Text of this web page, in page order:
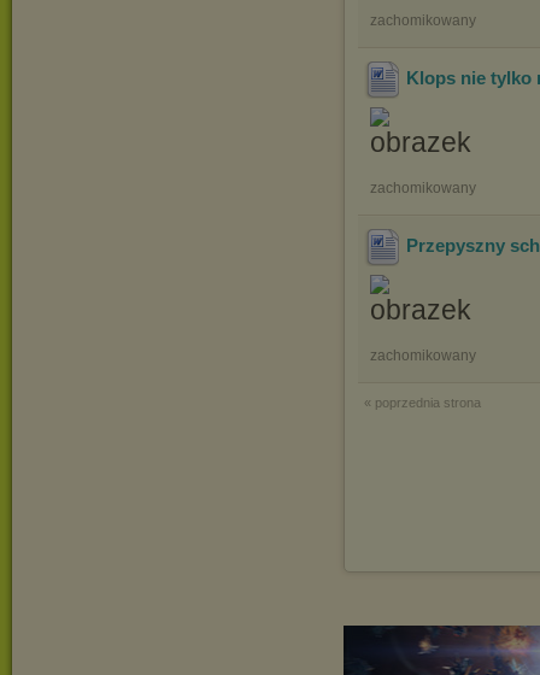
zachomikowany
Klops nie tylko
zachomikowany
Przepyszny
zachomikowany
« poprzednia strona